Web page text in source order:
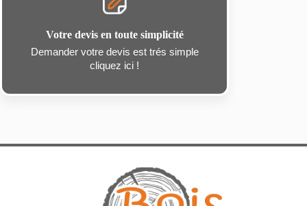
Votre devis en toute simplicité
Demander votre devis est trés simple
cliquez ici !